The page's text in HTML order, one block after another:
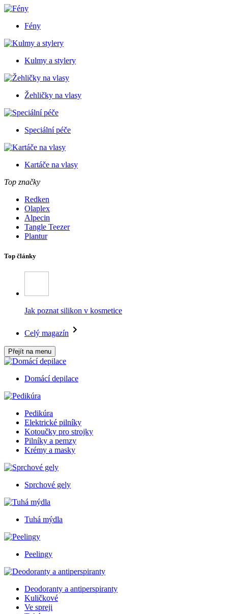
Fény
Kulmy a stylery
Žehličky na vlasy
Speciální péče
Kartáče na vlasy
Top značky
Redken
Olaplex
Alpecin
Tangle Teezer
Plantur
Top články
Jak poznat silikon v kosmetice
Celý magazín
Přejít na menu
Domácí depilace
Pedikúra
Elektrické pilníky
Kotoučky pro strojky
Pilníky a pemzy
Krémy a masky
Sprchové gely
Tuhá mýdla
Peelingy
Deodoranty a antiperspiranty
Kuličkové
Ve spreji